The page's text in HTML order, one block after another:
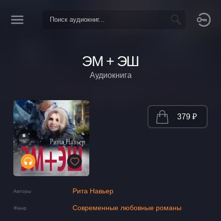
ЭМ + ЭШ
Аудиокнига
Авторы Рита Навьер
Жанр Современные любовные романы
379 ₽